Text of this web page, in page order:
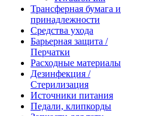
Трансферная бумага и
принадлежности
Средства ухода
Барьерная защита /
Перчатки
Расходные материалы
Дезинфекция /
Стерилизация
Источники питания
Педали, клипкорды